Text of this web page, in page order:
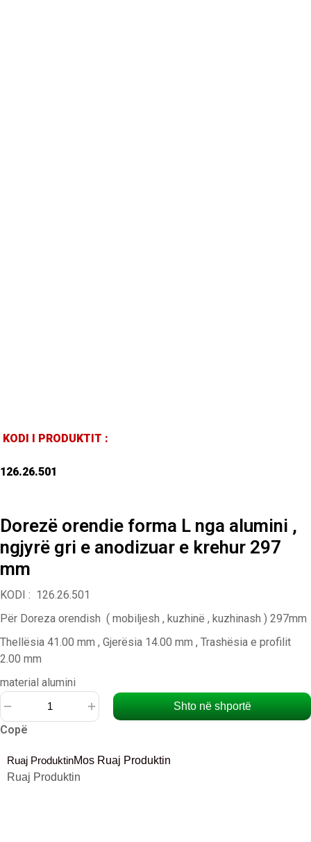
KODI I PRODUKTIT :
126.26.501
Dorezë orendie forma L nga alumini ,
ngjyrë gri e anodizuar e krehur 297
mm
KODI : 126.26.501
Për Doreza orendish ( mobiljesh , kuzhinë , kuzhinash ) 297mm
Thellësia 41.00 mm , Gjerësia 14.00 mm , Trashësia e profilit
2.00 mm
material alumini
Dorezë
forma
Shto në shportë
Copë
Ruaj ProduktinMos Ruaj Produktin
Ruaj Produktin